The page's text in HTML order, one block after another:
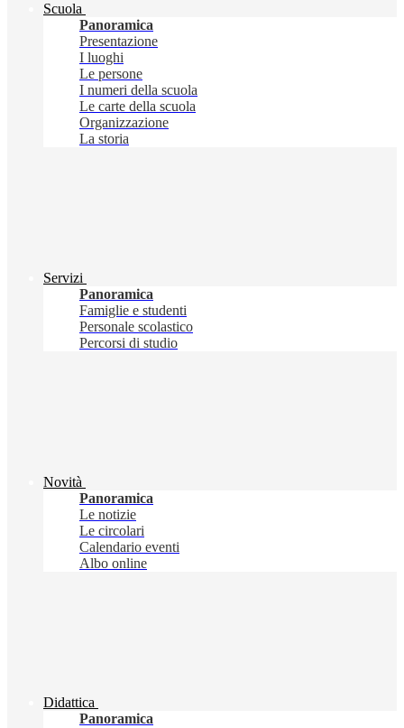
Scuola
Panoramica
Presentazione
I luoghi
Le persone
I numeri della scuola
Le carte della scuola
Organizzazione
La storia
Servizi
Panoramica
Famiglie e studenti
Personale scolastico
Percorsi di studio
Novità
Panoramica
Le notizie
Le circolari
Calendario eventi
Albo online
Didattica
Panoramica